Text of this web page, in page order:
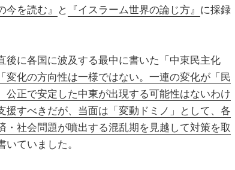
今を読む』 と 『イスラーム世界の論じ方』 に採録
後に各国に波及する最中に書いた「中東民主化
「変化の方向性は一様ではない。一連の変化が「民
公正で安定した中東が出現する可能性はないわけ
援すべきだが、当面は「変動ドミノ」として、各
・社会問題が噴出する混乱期を見越して対策を取
いていました。